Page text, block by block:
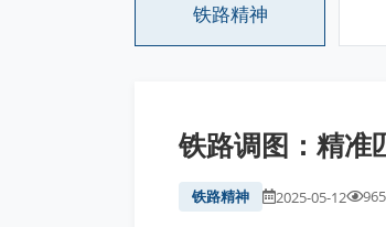
铁路精神
铁路调图：精准
铁路精神 2025-05-12